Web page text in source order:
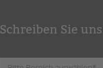
Schreiben Sie